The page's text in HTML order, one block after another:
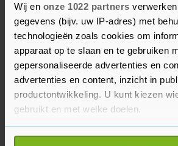
Wij en onze 1022 partners
gegevens (bijv. uw IP-adres) met
technologieën zoals cookies om
apparaat op te slaan en te gebruiken
gepersonaliseerde advertenties en
advertenties en content, inzicht in
productontwikkeling. U kunt kiezen
gebruikt en met welke doelen.
Als u het toestaat, willen we ook
De Israëlische luchtaanvallen
in de regio na de aanhouding
hooggeplaatste leden van
een grote aanwezigheid heeft in
tweetal werd onlangs opgepakt
bezette Westelijke Jordaanoever.
Medio juni voerde Israël ook al